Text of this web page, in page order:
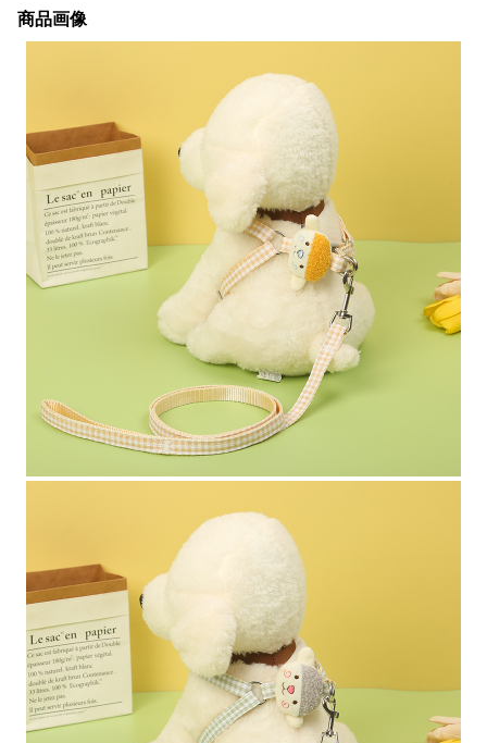
商品画像